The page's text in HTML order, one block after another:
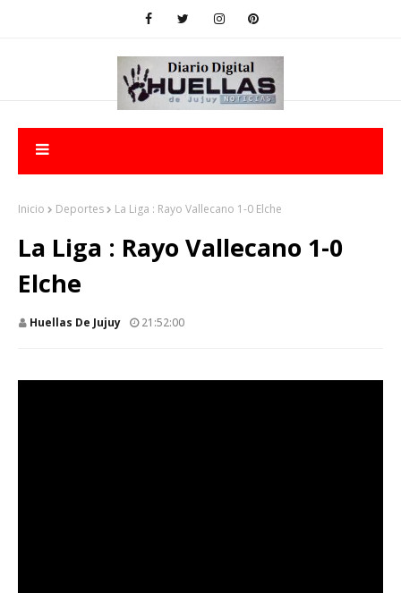
Inicio Deportes La Liga : Rayo Vallecano 1-0 Elche
La Liga : Rayo Vallecano 1-0
Elche
Huellas De Jujuy 21:52:00